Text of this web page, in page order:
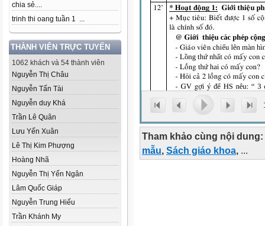
chia sẻ....
trinh thi oang tuần 1 ...
THÀNH VIÊN TRỰC TUYẾN
1062 khách và 54 thành viên
Nguyễn Thị Châu
Nguyễn Tấn Tài
Nguyễn duy Khá
Trần Lê Quân
Lưu Yến Xuân
Lê Thị Kim Phượng
Hoàng Nhã
Nguyễn Thị Yến Ngân
Lâm Quốc Giáp
Nguyễn Trung Hiếu
Trần Khánh My
Tham khảo cùng nội dung:
mẫu, Sách giáo khoa, ...